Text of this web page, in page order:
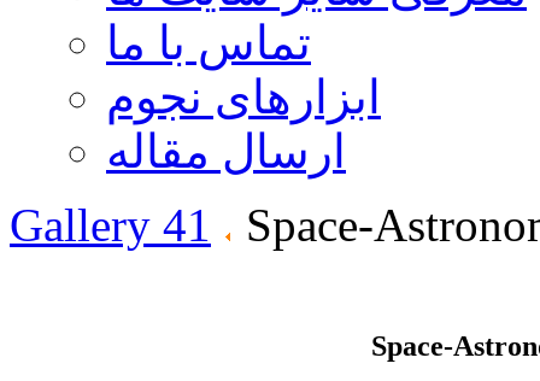
تماس با ما
ابزارهای نجوم
ارسال مقاله
Gallery 41
Space-
Space-